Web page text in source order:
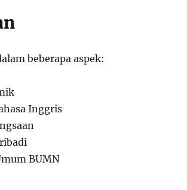
beberapa aspek:
Inggris
BUMN